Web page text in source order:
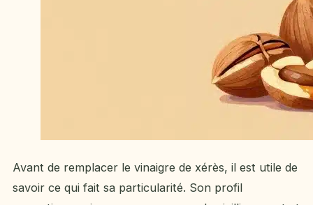
Avant de remplacer le vinaigre de xérès, il est utile de
savoir ce qui fait sa particularité. Son profil